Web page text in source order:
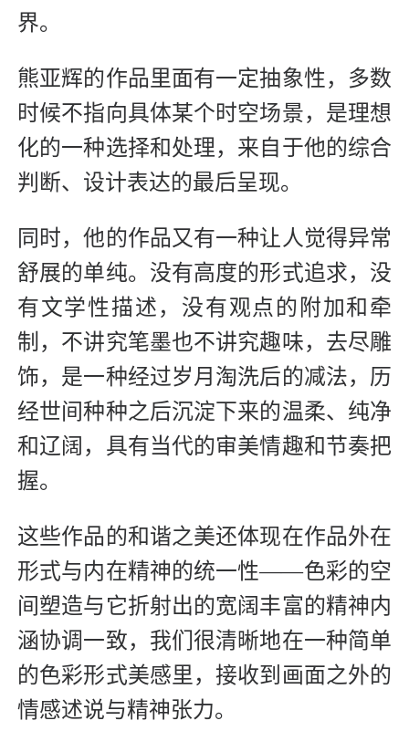
界。
熊亚辉的作品里面有一定抽象性，多数
时候不指向具体某个时空场景，是理想
化的一种选择和处理，来自于他的综合
判断、设计表达的最后呈现。
同时，他的作品又有一种让人觉得异常
舒展的单纯。没有高度的形式追求，没
有文学性描述，没有观点的附加和牵
制，不讲究笔墨也不讲究趣味，去尽雕
饰，是一种经过岁月淘洗后的减法，历
经世间种种之后沉淀下来的温柔、纯净
和辽阔，具有当代的审美情趣和节奏把
握。
这些作品的和谐之美还体现在作品外在
形式与内在精神的统一性——色彩的空
间塑造与它折射出的宽阔丰富的精神内
涵协调一致，我们很清晰地在一种简单
的色彩形式美感里，接收到画面之外的
情感述说与精神张力。